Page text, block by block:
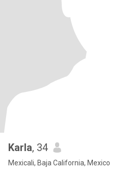
Karla, 34
Mexicali, Baja California, Mexico